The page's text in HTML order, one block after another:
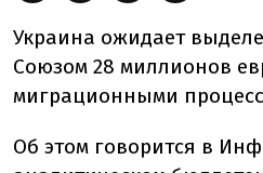
Украина ожидает
Союзом 28 миллионов
миграционными
Об этом говорится в